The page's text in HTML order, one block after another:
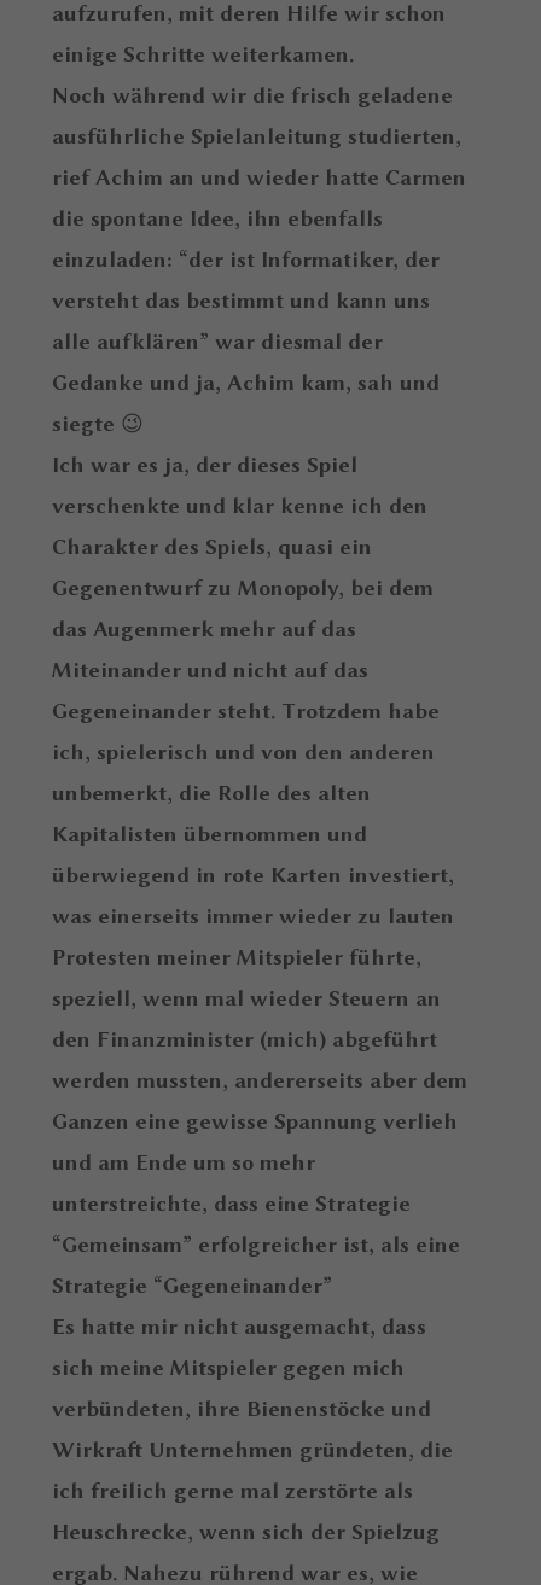
aufzurufen, mit deren Hilfe wir schon
einige Schritte weiterkamen.
Noch während wir die frisch geladene
ausführliche Spielanleitung studierten,
rief Achim an und wieder hatte Carmen
die spontane Idee, ihn ebenfalls
einzuladen: “der ist Informatiker, der
versteht das bestimmt und kann uns
alle aufklären” war diesmal der
Gedanke und ja, Achim kam, sah und
siegte 😉
Ich war es ja, der dieses Spiel
verschenkte und klar kenne ich den
Charakter des Spiels, quasi ein
Gegenentwurf zu Monopoly, bei dem
das Augenmerk mehr auf das
Miteinander und nicht auf das
Gegeneinander steht. Trotzdem habe
ich, spielerisch und von den anderen
unbemerkt, die Rolle des alten
Kapitalisten übernommen und
überwiegend in rote Karten investiert,
was einerseits immer wieder zu lauten
Protesten meiner Mitspieler führte,
speziell, wenn mal wieder Steuern an
den Finanzminister (mich) abgeführt
werden mussten, andererseits aber dem
Ganzen eine gewisse Spannung verlieh
und am Ende um so mehr
unterstreichte, dass eine Strategie
“Gemeinsam” erfolgreicher ist, als eine
Strategie “Gegeneinander”
Es hatte mir nicht ausgemacht, dass
sich meine Mitspieler gegen mich
verbündeten, ihre Bienenstöcke und
Wirkraft Unternehmen gründeten, die
ich freilich gerne mal zerstörte als
Heuschrecke, wenn sich der Spielzug
ergab. Nahezu rührend war es, wie